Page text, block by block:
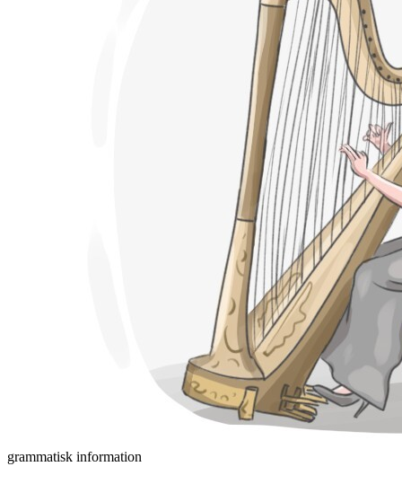
grammatisk information